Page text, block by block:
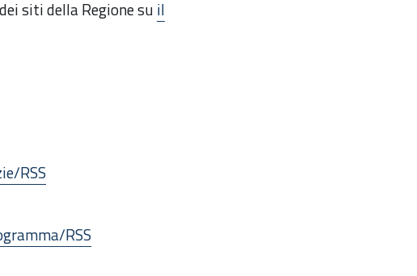
siti della Regione su il
RSS
RSS